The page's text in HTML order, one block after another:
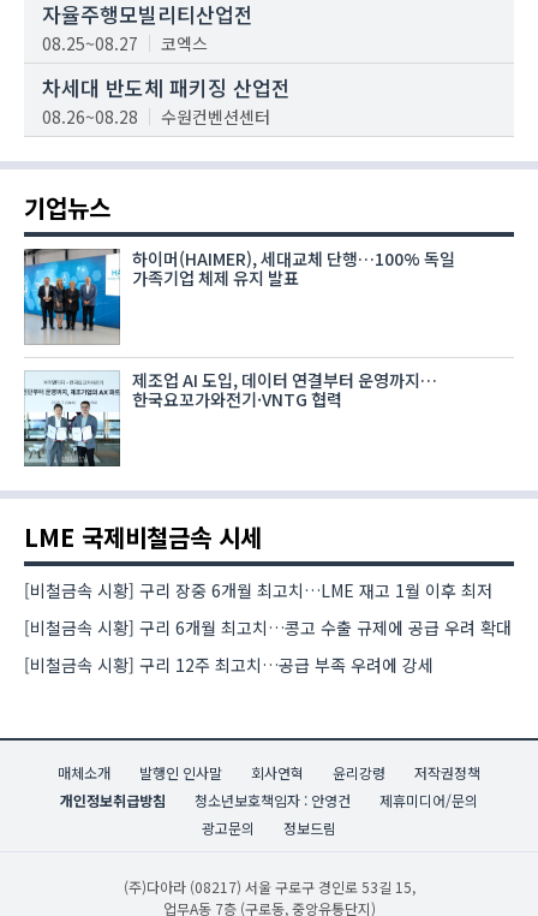
자율주행모빌리티산업전
08.25~08.27 코엑스
차세대 반도체 패키징 산업전
08.26~08.28 수원컨벤션센터
기업뉴스
하이머(HAIMER), 세대교체 단행…100% 독일
가족기업 체제 유지 발표
제조업 AI 도입, 데이터 연결부터 운영까지…
한국요꼬가와전기·VNTG 협력
LME 국제비철금속 시세
[비철금속 시황] 구리 장중 6개월 최고치…LME 재고 1월 이후 최저
[비철금속 시황] 구리 6개월 최고치…콩고 수출 규제에 공급 우려 확대
[비철금속 시황] 구리 12주 최고치…공급 부족 우려에 강세
매체소개 발행인 인사말 회사연혁 윤리강령
저작권정책
개인정보취급방침
청소년보호책임자 : 안영건
제휴미디어/문의
광고문의
정보드림
(주)다아라 (08217) 서울 구로구 경인로 53길 15,
업무A동 7층 (구로동, 중앙유통단지)